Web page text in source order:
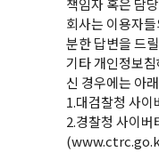
책임자 혹은 담
회사는 이용자
분한 답변을 드
기타 개인정보
신 경우에는 아
1.대검찰청 사
2.경찰청 사이버
(